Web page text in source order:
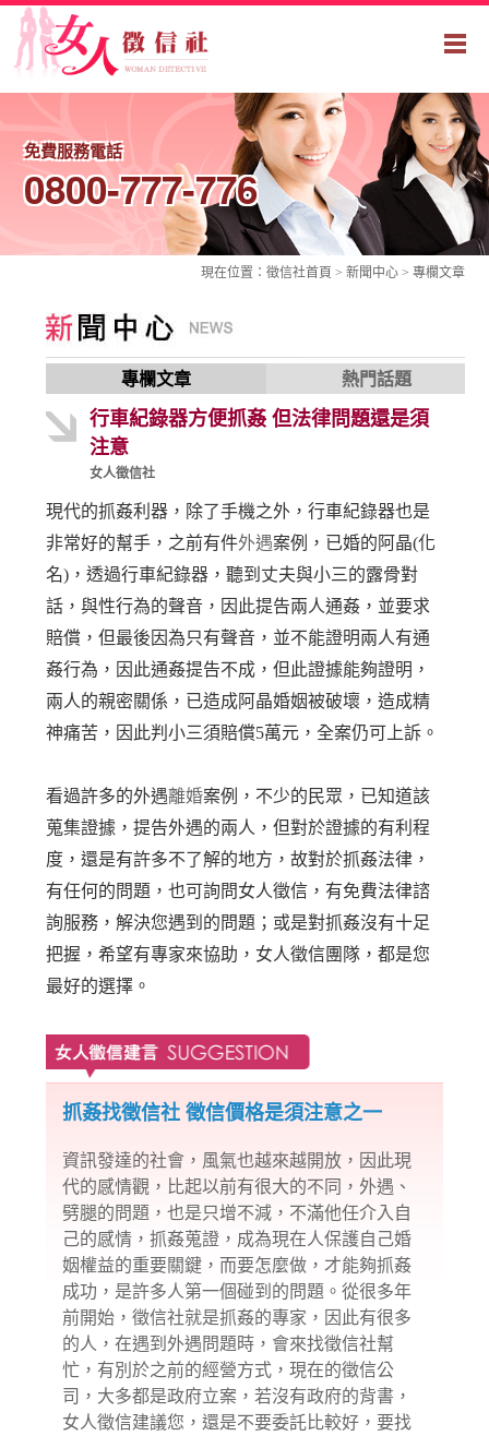
免費服務電話
0800-777-776
現在位置： 徵信社首頁 > 新聞中心 > 專欄文章
專欄文章 熱門話題
行車紀錄器方便抓姦 但法律問題還是須
注意
女人徵信社
現代的抓姦利器，除了手機之外，行車紀錄器也是
非常好的幫手，之前有件外遇案例，已婚的阿晶(化
名)，透過行車紀錄器，聽到丈夫與小三的露骨對
話，與性行為的聲音，因此提告兩人通姦，並要求
賠償，但最後因為只有聲音，並不能證明兩人有通
姦行為，因此通姦提告不成，但此證據能夠證明，
兩人的親密關係，已造成阿晶婚姻被破壞，造成精
神痛苦，因此判小三須賠償5萬元，全案仍可上訴。
看過許多的外遇離婚案例，不少的民眾，已知道該
蒐集證據，提告外遇的兩人，但對於證據的有利程
度，還是有許多不了解的地方，故對於抓姦法律，
有任何的問題，也可詢問女人徵信，有免費法律諮
詢服務，解決您遇到的問題；或是對抓姦沒有十足
把握，希望有專家來協助，女人徵信團隊，都是您
最好的選擇。
抓姦找徵信社 徵信價格是須注意之一
資訊發達的社會，風氣也越來越開放，因此現
代的感情觀，比起以前有很大的不同，外遇、
劈腿的問題，也是只增不減，不滿他任介入自
己的感情，抓姦蒐證，成為現在人保護自己婚
姻權益的重要關鍵，而要怎麼做，才能夠抓姦
成功，是許多人第一個碰到的問題。從很多年
前開始，徵信社就是抓姦的專家，因此有很多
的人，在遇到外遇問題時，會來找徵信社幫
忙，有別於之前的經營方式，現在的徵信公
司 ，大多都是政府立案，若沒有政府的背書，
女人徵信建議您，還是不要委託比較好，要找